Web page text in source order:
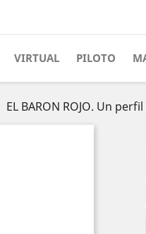
VIRTUAL PILOTO
EL BARON ROJO. Un